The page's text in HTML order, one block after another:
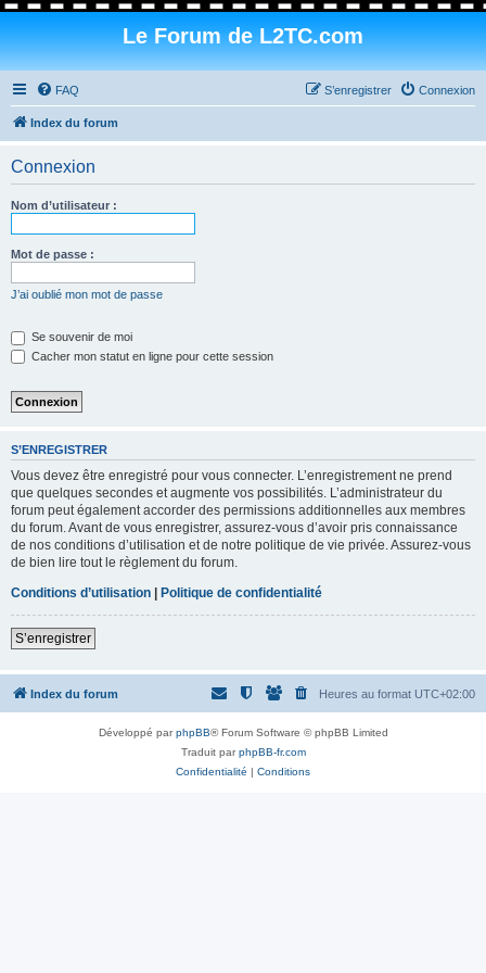
Le Forum de L2TC.com
FAQ Connexion
S’enregistrer
Index du forum
Connexion
Nom d’utilisateur :
Mot de passe :
J’ai oublié mon mot de passe
Se souvenir de moi
Cacher mon statut en ligne pour cette session
S’ENREGISTRER
Vous devez être enregistré pour vous connecter. L’enregistrement ne prend
que quelques secondes et augmente vos possibilités. L’administrateur du
forum peut également accorder des permissions additionnelles aux membres
du forum. Avant de vous enregistrer, assurez-vous d’avoir pris connaissance
de nos conditions d’utilisation et de notre politique de vie privée. Assurez-vous
de bien lire tout le règlement du forum.
Conditions d’utilisation | Politique de confidentialité
S’enregistrer
Index du forum Heures au format UTC+02:00
Développé parphpBB® Forum Software © phpBB Limited
Traduit parphpBB-fr.com
Confidentialité | Conditions